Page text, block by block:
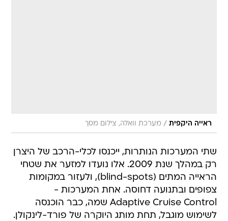
ראייה היקפית / מערכת וואלה, צילום מסך
שתי המערכות הנותרות, ייכנסו לכלי-הרכב של היצרן
רק במהלך שנת 2009. אלו נועדו למזער את שטחי
הראייה המתים (blind-spots), ולעזור במקומות
צפופים ובתנועה דחוסה. אחת המערכות -
Adaptive Cruise Control שמה, כבר הוכנסה
לשימוש מוגבל, תחת מותג היוקרה של פורד-לינקולן.